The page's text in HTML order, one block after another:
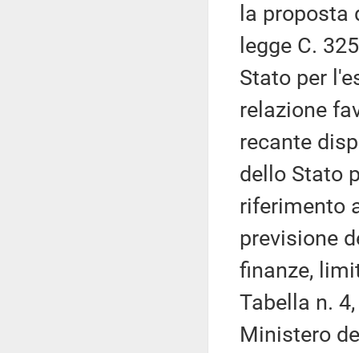
la proposta
legge C.
Stato per
relazione
recante
dello Stato
riferimento
previsione
finanze,
Tabella n.
Ministero